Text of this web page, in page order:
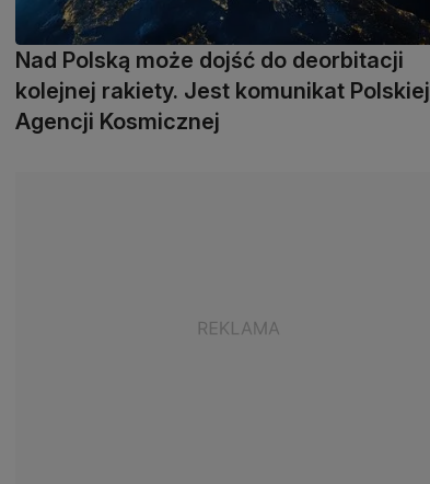
Nad Polską może dojść do deorbitacji
kolejnej rakiety. Jest komunikat Polskiej
Agencji Kosmicznej